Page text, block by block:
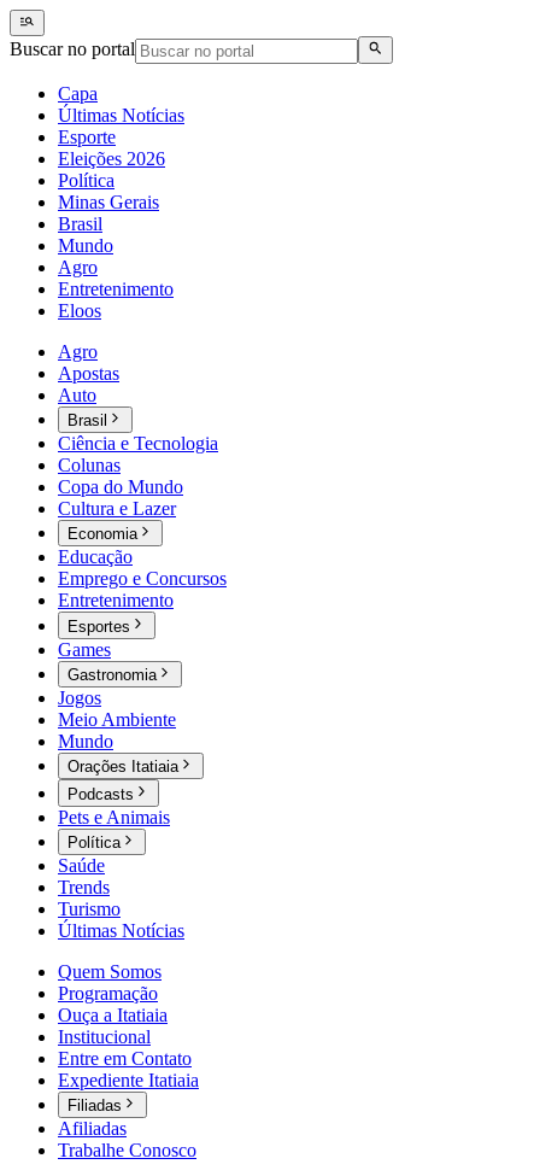
Buscar no portal
Capa
Últimas Notícias
Esporte
Eleições 2026
Política
Minas Gerais
Brasil
Mundo
Agro
Entretenimento
Eloos
Agro
Apostas
Auto
Brasil
Ciência e Tecnologia
Colunas
Copa do Mundo
Cultura e Lazer
Economia
Educação
Emprego e Concursos
Entretenimento
Esportes
Games
Gastronomia
Jogos
Meio Ambiente
Mundo
Orações Itatiaia
Podcasts
Pets e Animais
Política
Saúde
Trends
Turismo
Últimas Notícias
Quem Somos
Programação
Ouça a Itatiaia
Institucional
Entre em Contato
Expediente Itatiaia
Filiadas
Afiliadas
Trabalhe Conosco